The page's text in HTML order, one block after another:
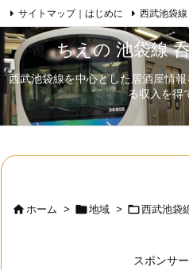
ちえの 池袋線
西武池袋線を中心とした居酒屋情
る収入を得
サイトマップ｜はじめに 西武池袋線
日本酒 歌舞伎 自己紹介 RSS
ホーム > 地域 > 西武池袋
スポンサ